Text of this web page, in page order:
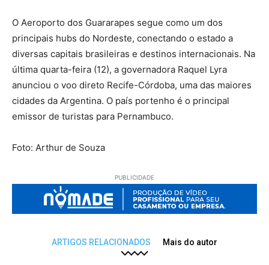
O Aeroporto dos Guararapes segue como um dos
principais hubs do Nordeste, conectando o estado a
diversas capitais brasileiras e destinos internacionais. Na
última quarta-feira (12), a governadora Raquel Lyra
anunciou o voo direto Recife-Córdoba, uma das maiores
cidades da Argentina. O país portenho é o principal
emissor de turistas para Pernambuco.
Foto: Arthur de Souza
PUBLICIDADE
ARTIGOS RELACIONADOS Mais do autor